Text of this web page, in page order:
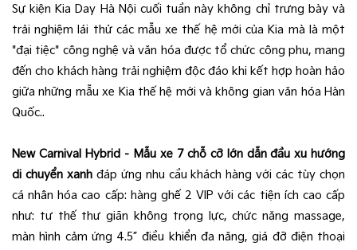
Sự kiện Kia Day Hà Nội cuối tuần này không chỉ trưng bày và
trải nghiệm lái thử các mẫu xe thế hệ mới của Kia mà là một
"đại tiệc" công nghệ và văn hóa được tổ chức công phu, mang
đến cho khách hàng trải nghiệm độc đáo khi kết hợp hoàn hảo
giữa những mẫu xe Kia thế hệ mới và không gian văn hóa Hàn
Quốc..
New Carnival Hybrid – Mẫu xe 7 chỗ cỡ lớn dẫn đầu xu hướng
di chuyển xanhđáp ứng nhu cầu khách hàng với các tùy chọn
cá nhân hóa cao cấp: hàng ghế 2 VIP với các tiện ích cao cấp
như: tư thế thư giãn không trọng lực, chức năng massage,
màn hình cảm ứng 4.5” điều khiển đa năng, giá đỡ điện thoại